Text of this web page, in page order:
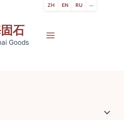
石
Goods
ZH EN RU ···